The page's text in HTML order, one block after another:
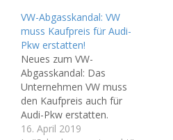
Eine der auftrauchenden
Fragen ist: wo muss
geklagt werden? Die
Frage taucht auf, weil
zwei unterschiedliche
Anspruchsarten in Rede
stehen, die sich…
VW-Abgasskandal: VW
muss Kaufpreis für Audi-
Pkw erstatten!
Neues zum VW-
Abgasskandal: Das
Unternehmen VW muss
den Kaufpreis auch für
Audi-Pkw erstatten.
Wieder eine
16. April 2019